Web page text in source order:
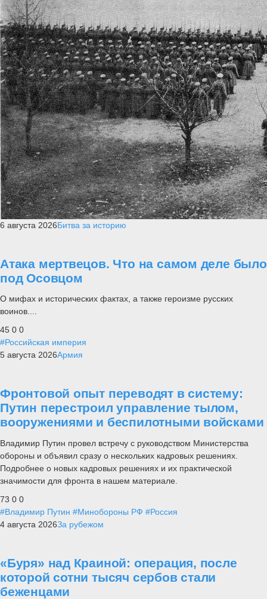
6 августа 2026Битва за историю
Атака мертвецов. Что на самом деле было
под Осовцом
О мифах и исторических фактах, а также героизме русских
воинов....
45 0 0
#Российская империя
5 августа 2026Армия
Фронтовой опыт переводят в систему:
Путин перестроил управление тылом,
вооружениями и беспилотными войсками
Владимир Путин провел встречу с руководством Министерства
обороны и объявил сразу о нескольких кадровых решениях.
Подробнее о новых кадровых решениях и их практической
значимости для фронта в нашем материале.
73 0 0
#Владимир Путин #Минобороны РФ #Россия
4 августа 2026За рубежом
«Буря» над Краиной: операция, после
которой сотни тысяч сербов стали
беженцами